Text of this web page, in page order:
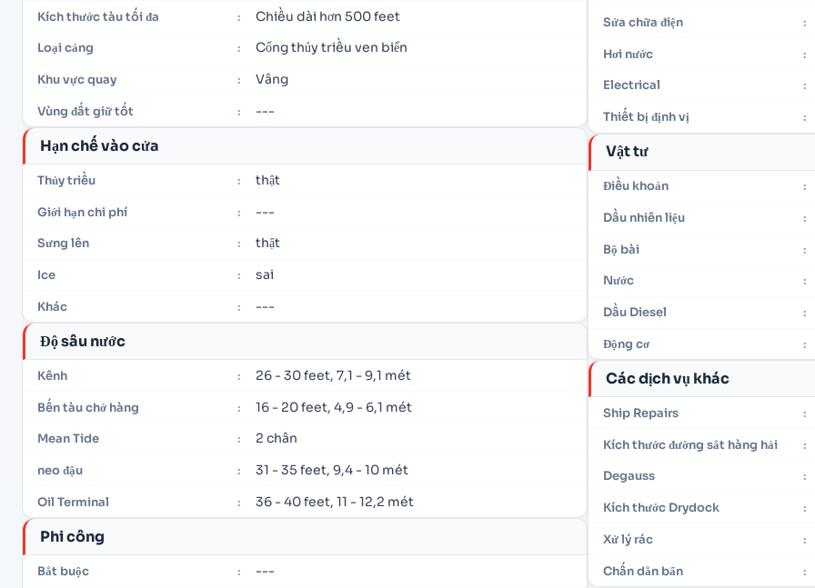
Kích thước tàu tối đa : Chiều dài hơn 500 feet
Loại cảng : Cổng thủy triều ven biển
Khu vực quay : Vâng
Vùng đất giữ tốt : ---
Hạn chế vào cửa
Thủy triều : thật
Giới hạn chi phí : ---
Sưng lên : thật
Ice : sai
Khác : ---
Độ sâu nước
Kênh : 26 - 30 feet, 7,1 - 9,1 mét
Bến tàu chở hàng : 16 - 20 feet, 4,9 - 6,1 mét
Mean Tide : 2 chân
neo đậu : 31 - 35 feet, 9,4 - 10 mét
Oil Terminal : 36 - 40 feet, 11 - 12,2 mét
Phi công
Bắt buộc : ---
Sửa chữa điện :
Hơi nước :
Electrical :
Thiết bị định vị :
Vật tư
Điều khoản :
Dầu nhiên liệu :
Bộ bài :
Nước :
Dầu Diesel :
Động cơ :
Các dịch vụ khác
Ship Repairs :
Kích thước đường sắt hàng hải :
Degauss :
Kích thước Drydock :
Xử lý rác :
Chấn dằn bẩn :